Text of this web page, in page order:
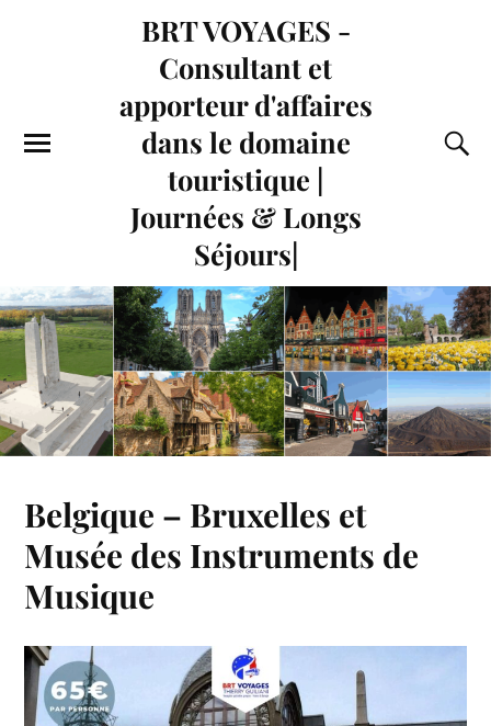
BRT VOYAGES -
Consultant et
apporteur d'affaires
dans le domaine
touristique |
Journées & Longs
Séjours|
Belgique – Bruxelles et
Musée des Instruments de
Musique